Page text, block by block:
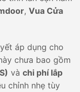
, Vua Cửa
áp dụng cho
chưa bao gồm
và chi phí lắp
chỉnh nhẹ tùy